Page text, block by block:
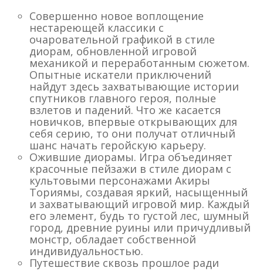
Совершенно новое воплощение
нестареющей классики с
очаровательной графикой в стиле
диорам, обновленной игровой
механикой и переработанным сюжетом.
Опытные искатели приключений
найдут здесь захватывающие истории
спутников главного героя, полные
взлетов и падений. Что же касается
новичков, впервые открывающих для
себя серию, то они получат отличный
шанс начать геройскую карьеру.
Ожившие диорамы. Игра объединяет
красочные пейзажи в стиле диорам с
культовыми персонажами Акиры
Ториямы, создавая яркий, насыщенный
и захватывающий игровой мир. Каждый
его элемент, будь то густой лес, шумный
город, древние руины или причудливый
монстр, обладает собственной
индивидуальностью.
Путешествие сквозь прошлое ради